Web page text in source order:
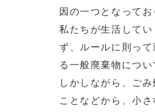
因の一つとなって
私たちが生活して
ず、ルールに則っ
る一般廃棄物につ
しかしながら、ご
ことなどから、小